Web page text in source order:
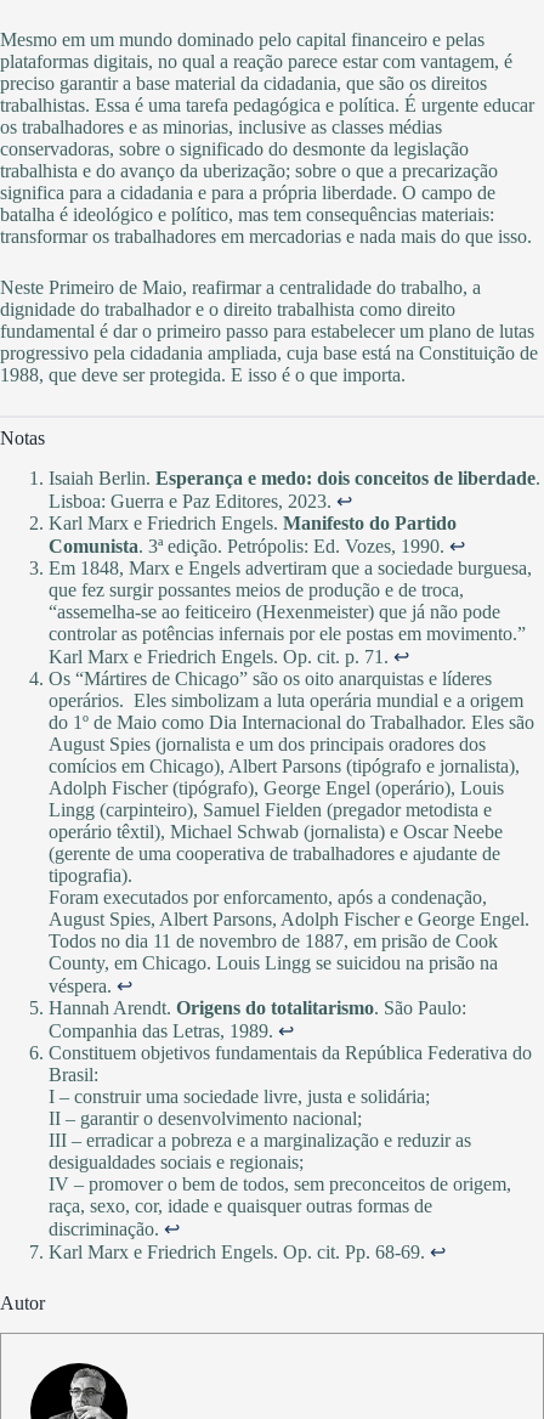
Mesmo em um mundo dominado pelo capital financeiro e pelas
plataformas digitais, no qual a reação parece estar com vantagem, é
preciso garantir a base material da cidadania, que são os direitos
trabalhistas. Essa é uma tarefa pedagógica e política. É urgente educar
os trabalhadores e as minorias, inclusive as classes médias
conservadoras, sobre o significado do desmonte da legislação
trabalhista e do avanço da uberização; sobre o que a precarização
significa para a cidadania e para a própria liberdade. O campo de
batalha é ideológico e político, mas tem consequências materiais:
transformar os trabalhadores em mercadorias e nada mais do que isso.
Neste Primeiro de Maio, reafirmar a centralidade do trabalho, a
dignidade do trabalhador e o direito trabalhista como direito
fundamental é dar o primeiro passo para estabelecer um plano de lutas
progressivo pela cidadania ampliada, cuja base está na Constituição de
1988, que deve ser protegida. E isso é o que importa.
Notas
Isaiah Berlin. Esperança e medo: dois conceitos de liberdade.
Lisboa: Guerra e Paz Editores, 2023. ↩︎
Karl Marx e Friedrich Engels. Manifesto do Partido
Comunista. 3ª edição. Petrópolis: Ed. Vozes, 1990. ↩︎
Em 1848, Marx e Engels advertiram que a sociedade burguesa,
que fez surgir possantes meios de produção e de troca,
“assemelha‑se ao feiticeiro (Hexenmeister) que já não pode
controlar as potências infernais por ele postas em movimento.”
Karl Marx e Friedrich Engels. Op. cit. p. 71. ↩︎
Os “Mártires de Chicago” são os oito anarquistas e líderes
operários. Eles simbolizam a luta operária mundial e a origem
do 1º de Maio como Dia Internacional do Trabalhador. Eles são
August Spies (jornalista e um dos principais oradores dos
comícios em Chicago), Albert Parsons (tipógrafo e jornalista),
Adolph Fischer (tipógrafo), George Engel (operário), Louis
Lingg (carpinteiro), Samuel Fielden (pregador metodista e
operário têxtil), Michael Schwab (jornalista) e Oscar Neebe
(gerente de uma cooperativa de trabalhadores e ajudante de
tipografia).
Foram executados por enforcamento, após a condenação,
August Spies, Albert Parsons, Adolph Fischer e George Engel.
Todos no dia 11 de novembro de 1887, em prisão de Cook
County, em Chicago. Louis Lingg se suicidou na prisão na
véspera. ↩︎
Hannah Arendt. Origens do totalitarismo. São Paulo:
Companhia das Letras, 1989. ↩︎
Constituem objetivos fundamentais da República Federativa do
Brasil:
I – construir uma sociedade livre, justa e solidária;
II – garantir o desenvolvimento nacional;
III – erradicar a pobreza e a marginalização e reduzir as
desigualdades sociais e regionais;
IV – promover o bem de todos, sem preconceitos de origem,
raça, sexo, cor, idade e quaisquer outras formas de
discriminação. ↩︎
Karl Marx e Friedrich Engels. Op. cit. Pp. 68-69. ↩︎
Autor